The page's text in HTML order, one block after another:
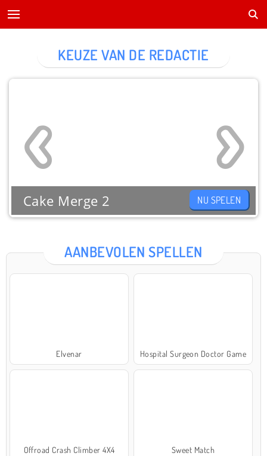
AANBEVOLEN SPELLEN
Elvenar Hospital Surgeon Doctor Game
Offroad Crash Climber 4X4 Sweet Match
KEUZE VAN DE REDACTIE
Cake Merge 2 NU SPELEN